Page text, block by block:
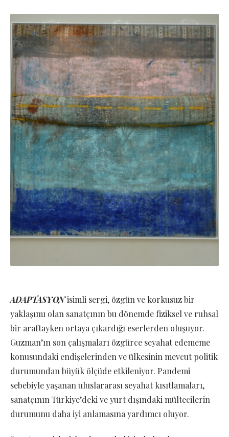
ADAPTASYONisimli sergi, özgün ve korkusuz bir
yaklaşımı olan sanatçının bu dönemde fiziksel ve ruhsal
bir araftayken ortaya çıkardığı eserlerden oluşuyor.
Guzman’ın son çalışmaları özgürce seyahat edememe
konusundaki endişelerinden ve ülkesinin mevcut politik
durumundan büyük ölçüde etkileniyor. Pandemi
sebebiyle yaşanan uluslararası seyahat kısıtlamaları,
sanatçının Türkiye’deki ve yurt dışındaki mültecilerin
durumunu daha iyi anlamasına yardımcı oluyor.